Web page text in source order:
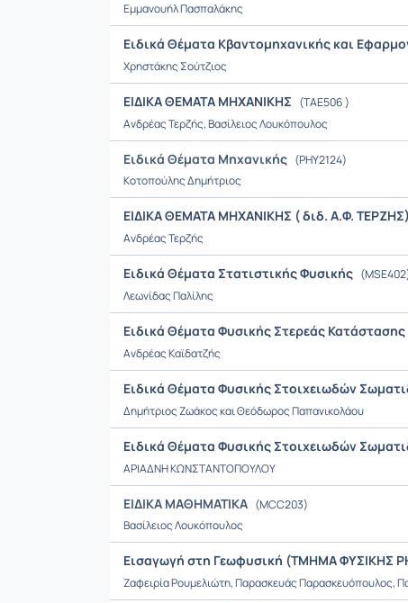
Εμμανουήλ Πασπαλάκης
Ειδικά Θέματα Κβαντομηχανικής και
Χρηστάκης Σούτζιος
ΕΙΔΙΚΑ ΘΕΜΑΤΑ ΜΗΧΑΝΙΚΗΣ (TAE506 )
Ανδρέας Τερζής, Βασίλειος Λουκόπουλος
Ειδικά Θέματα Μηχανικής (PHY2124)
Κοτοπούλης Δημήτριος
ΕΙΔΙΚΑ ΘΕΜΑΤΑ ΜΗΧΑΝΙΚΗΣ ( διδ. Α.Φ. ΤΕΡΖΗΣ)
Ανδρέας Τερζής
Ειδικά Θέματα Στατιστικής Φυσικής
Λεωνίδας Παλίλης
Ειδικά Θέματα Φυσικής Στερεάς
Ανδρέας Καϊδατζής
Ειδικά Θέματα Φυσικής Στοιχειωδών
Δημήτριος Ζωάκος και Θεόδωρος Παπανικολάου
Ειδικά Θέματα Φυσικής Στοιχειωδών
ΑΡΙΑΔΝΗ ΚΩΝΣΤΑΝΤΟΠΟΥΛΟΥ
ΕΙΔΙΚΑ ΜΑΘΗΜΑΤΙΚΑ (MCC203)
Βασίλειος Λουκόπουλος
Εισαγωγή στη Γεωφυσική (ΤΜΗΜΑ ΦΥΣΙΚΗΣ
Ζαφειρία Ρουμελιώτη, Παρασκευάς Παρασκευόπουλος,